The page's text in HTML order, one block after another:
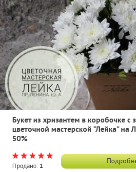
Букет из хризантем в коробочке с
цветочной мастерской "Лейка" на
50%
Продано: 1